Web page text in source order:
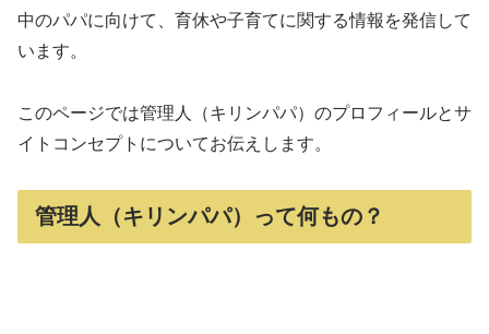
中のパパに向けて、育休や子育てに関する情報を発信して
います。
このページでは管理人（キリンパパ）のプロフィールとサ
イトコンセプトについてお伝えします。
管理人（キリンパパ）って何もの？